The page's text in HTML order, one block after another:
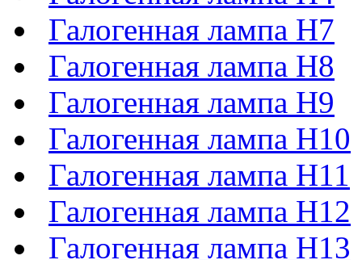
Галогенная лампа H7
Галогенная лампа H8
Галогенная лампа H9
Галогенная лампа H10
Галогенная лампа H11
Галогенная лампа H12
Галогенная лампа H13